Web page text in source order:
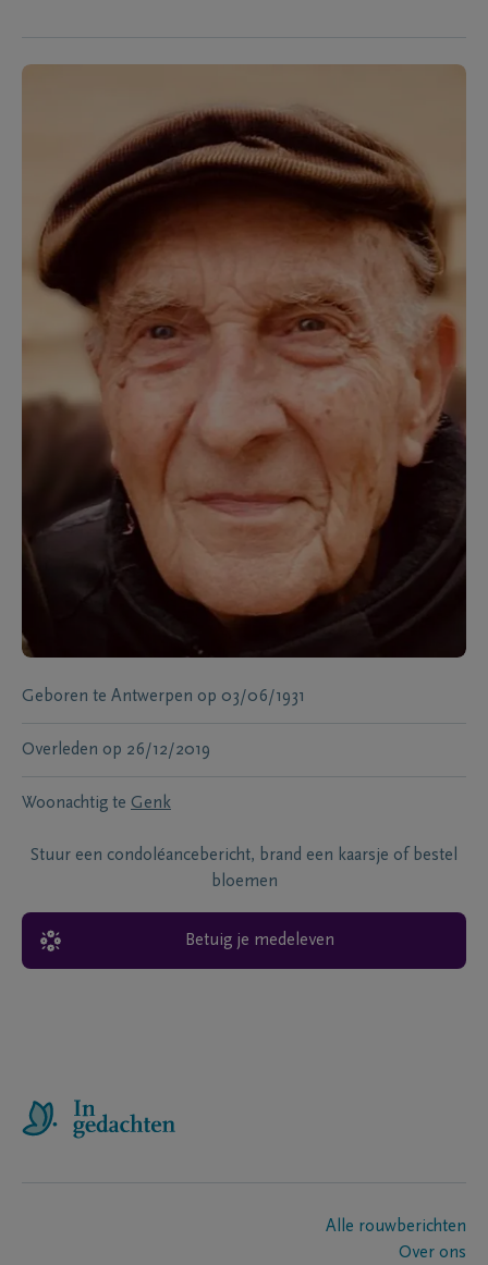
Geboren te Antwerpen op 03/06/1931
Overleden op 26/12/2019
Woonachtig te Genk
Stuur een condoléancebericht, brand een kaarsje of bestel
bloemen
Betuig je medeleven
Alle rouwberichten
Over ons